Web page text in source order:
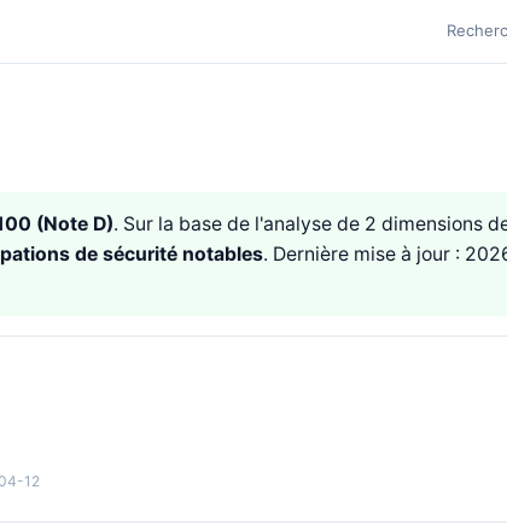
(Note D). Sur la base de l'analyse de 2 dimensions
de sécurité notables. Dernière mise à jour :
12